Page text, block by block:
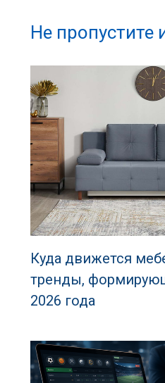
Не пропустите
Куда движется
тренды,
2026 года